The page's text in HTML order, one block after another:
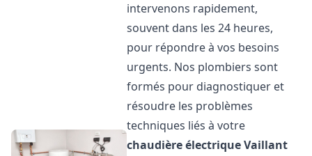
intervenons rapidement,
souvent dans les 24 heures,
pour répondre à vos besoins
urgents. Nos plombiers sont
formés pour diagnostiquer et
résoudre les problèmes
techniques liés à votre
chaudière électrique Vaillant